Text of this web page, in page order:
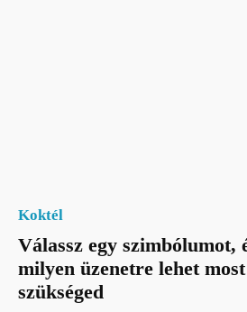
Koktél
Válassz egy szimbólumot,
milyen üzenetre lehet
szükséged